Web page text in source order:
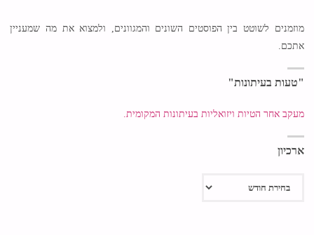
מוזמנים לשוטט בין הפוסטים השונים והמגוונים, ולמצוא את מה שמעניין
אתכם.
"טעות בעיתונות"
מעקב אחר הטיות ויזואליות בעיתונות המקומית.
ארכיון